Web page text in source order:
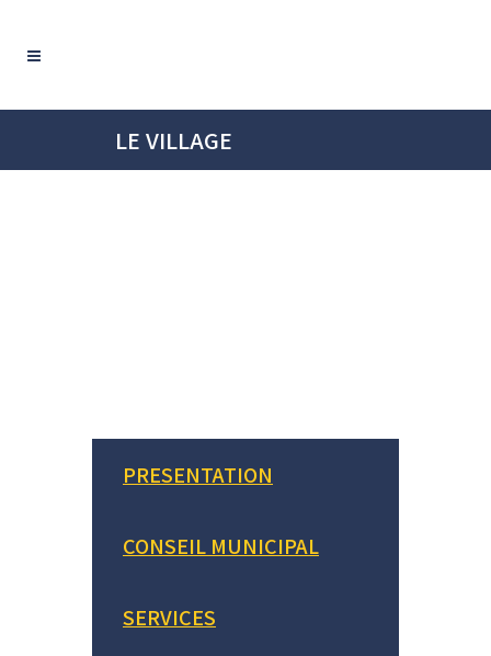
LE VILLAGE
PRESENTATION
CONSEIL MUNICIPAL
SERVICES